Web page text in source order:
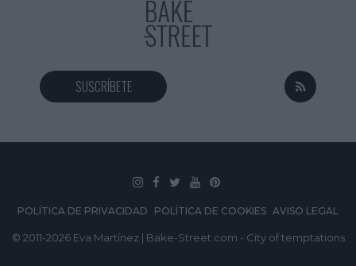
SUSCRÍBETE
POLÍTICA DE PRIVACIDAD POLÍTICA DE COOKIES AVISO LEGAL
© 2011-2026 Eva Martínez | Bake-Street.com - City of temptations